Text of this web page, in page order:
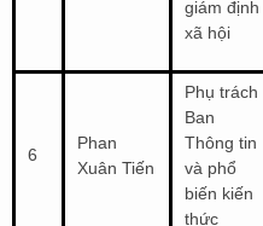
giám định
xã hội
6
Phan
Xuân Tiến
Phụ trách
Ban
Thông tin
và phổ
biến kiến
thức